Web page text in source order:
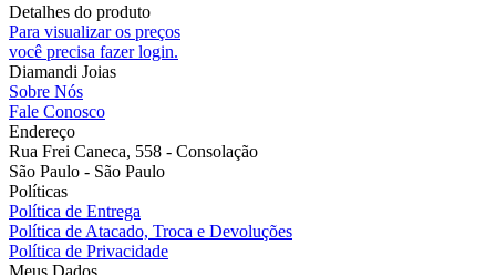
Detalhes do produto
Para visualizar os preços
você precisa fazer login.
Diamandi Joias
Sobre Nós
Fale Conosco
Endereço
Rua Frei Caneca, 558 - Consolação
São Paulo - São Paulo
Políticas
Política de Entrega
Política de Atacado, Troca e Devoluções
Política de Privacidade
Meus Dados